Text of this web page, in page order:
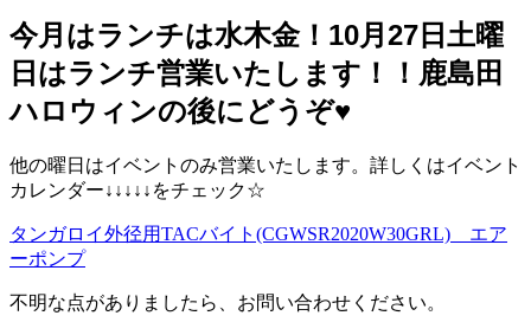
今月はランチは水木金！10月27日土曜
日はランチ営業いたします！！鹿島田
ハロウィンの後にどうぞ♥️
他の曜日はイベントのみ営業いたします。詳しくはイベント
カレンダー↓↓↓↓↓をチェック☆
タンガロイ外径用TACバイト(CGWSR2020W30GRL) エア
ーポンプ
不明な点がありましたら、お問い合わせください。